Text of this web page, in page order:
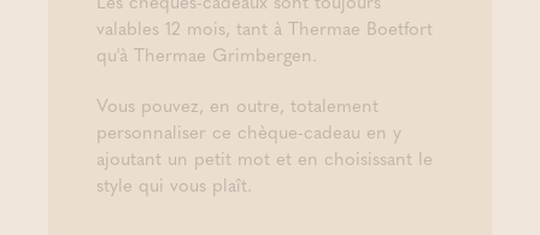
valables 12 mois, tant à Thermae Boetfort
qu'à Thermae Grimbergen.
Vous pouvez, en outre, totalement
personnaliser ce chèque-cadeau en y
ajoutant un petit mot et en choisissant le
style qui vous plaît.